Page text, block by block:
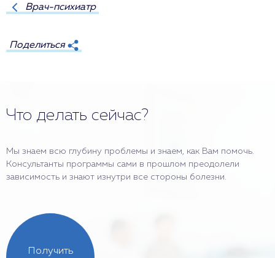
Врач-психиатр
Поделиться
Что делать сейчас?
Мы знаем всю глубину проблемы и знаем, как Вам помочь.
Консультанты программы сами в прошлом преодолели
зависимость и знают изнутри все стороны болезни.
Получить